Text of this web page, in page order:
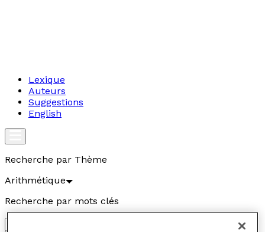
Lexique
Auteurs
Suggestions
English
Recherche par Thème
Arithmétique
Recherche par mots clés